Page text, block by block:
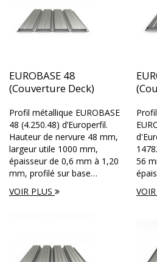
EUROBASE 48
(Couverture Deck)
Profil métallique EUROBASE
48 (4.250.48) d’Europerfil.
Hauteur de nervure 48 mm,
largeur utile 1000 mm,
épaisseur de 0,6 mm à 1,20
mm, profilé sur base…
VOIR PLUS
56